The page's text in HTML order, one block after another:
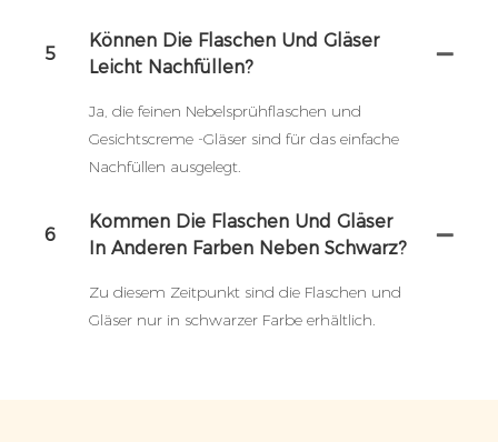
5
Können Die Flaschen Und Gläser
Leicht Nachfüllen?
Ja, die feinen Nebelsprühflaschen und
Gesichtscreme -Gläser sind für das einfache
Nachfüllen ausgelegt.
6
Kommen Die Flaschen Und Gläser
In Anderen Farben Neben Schwarz?
Zu diesem Zeitpunkt sind die Flaschen und
Gläser nur in schwarzer Farbe erhältlich.